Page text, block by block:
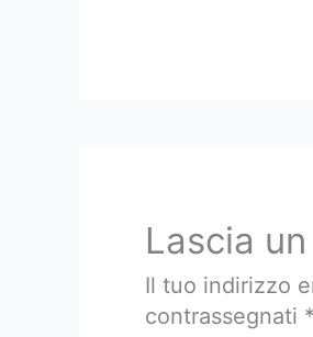
Lascia
Il tuo indirizzo
contrassegnati *